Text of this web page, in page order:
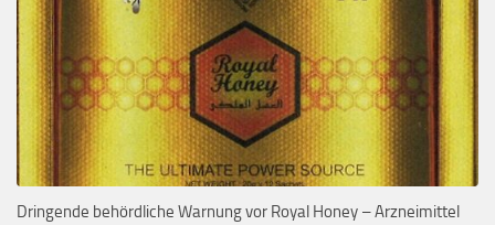
Dringende behördliche Warnung vor Royal Honey – Arzneimittel